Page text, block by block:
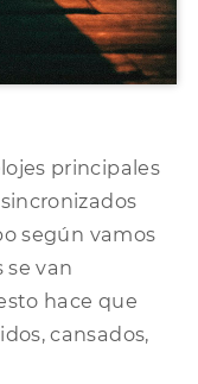
principales
según vamos
se van
hace que
cansados,